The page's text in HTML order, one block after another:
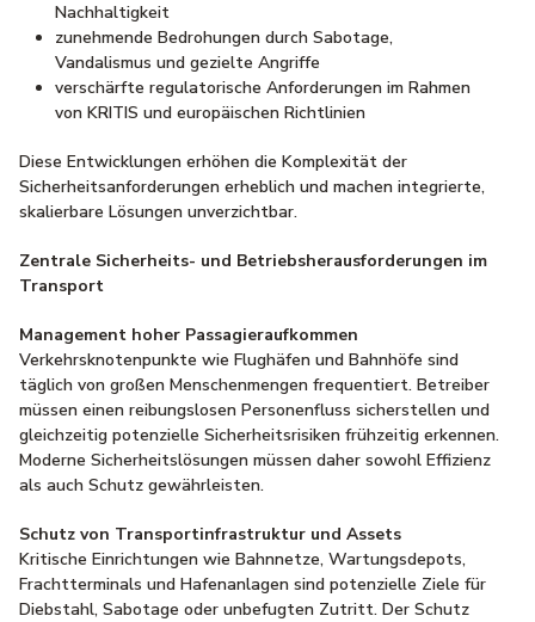
Nachhaltigkeit
zunehmende Bedrohungen durch Sabotage,
Vandalismus und gezielte Angriffe
verschärfte regulatorische Anforderungen im Rahmen
von KRITIS und europäischen Richtlinien
Diese Entwicklungen erhöhen die Komplexität der
Sicherheitsanforderungen erheblich und machen integrierte,
skalierbare Lösungen unverzichtbar.
Zentrale Sicherheits- und Betriebsherausforderungen im
Transport
Management hoher Passagieraufkommen
Verkehrsknotenpunkte wie Flughäfen und Bahnhöfe sind
täglich von großen Menschenmengen frequentiert. Betreiber
müssen einen reibungslosen Personenfluss sicherstellen und
gleichzeitig potenzielle Sicherheitsrisiken frühzeitig erkennen.
Moderne Sicherheitslösungen müssen daher sowohl Effizienz
als auch Schutz gewährleisten.
Schutz von Transportinfrastruktur und Assets
Kritische Einrichtungen wie Bahnnetze, Wartungsdepots,
Frachtterminals und Hafenanlagen sind potenzielle Ziele für
Diebstahl, Sabotage oder unbefugten Zutritt. Der Schutz